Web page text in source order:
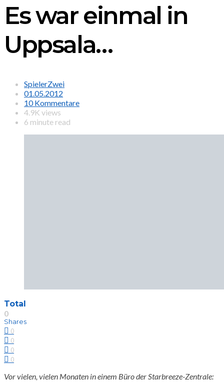
Es war einmal in
Uppsala…
SpielerZwei
01.05.2012
10 Kommentare
4.9K views
6 minute read
Total
0
Shares
0
0
0
0
Vor vielen, vielen Monaten in einem Büro der Starbreeze-Zentrale: